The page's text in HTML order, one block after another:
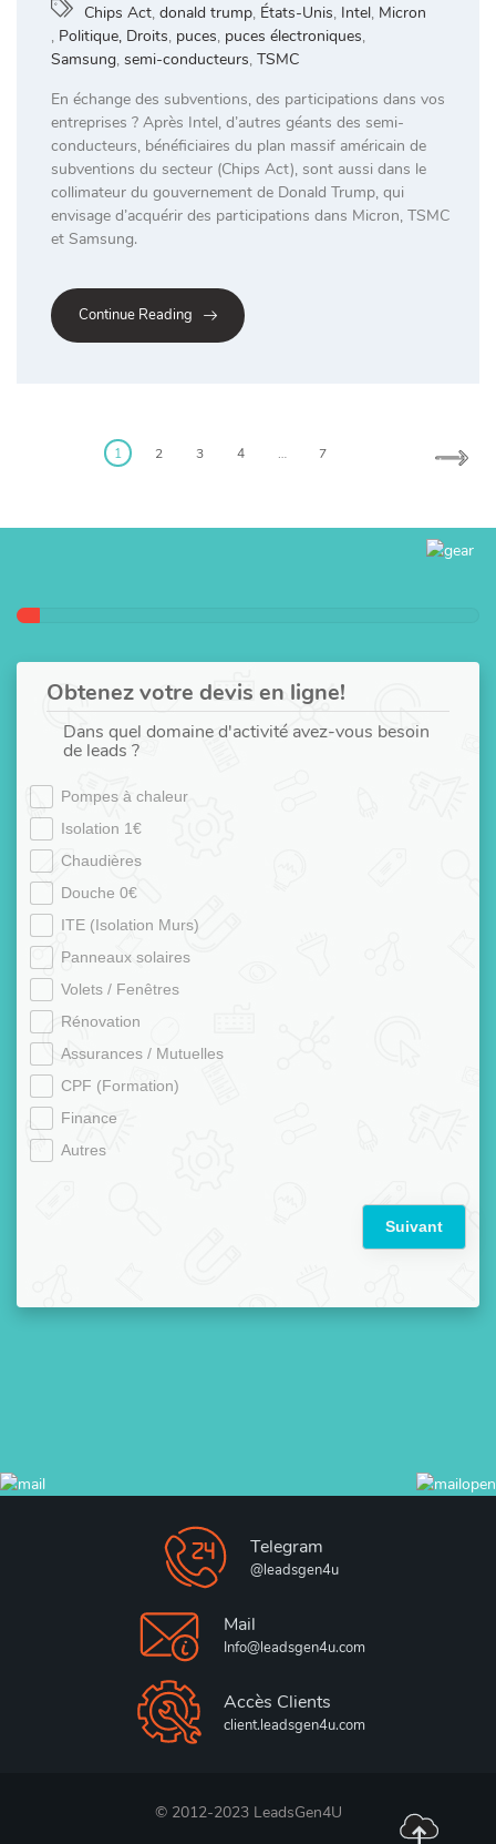
Chips Act, donald trump, États-Unis, Intel, Micron
, Politique, Droits, puces, puces électroniques,
Samsung, semi-conducteurs, TSMC
En échange des subventions, des participations dans vos
entreprises ? Après Intel, d’autres géants des semi-
conducteurs, bénéficiaires du plan massif américain de
subventions du secteur (Chips Act), sont aussi dans le
collimateur du gouvernement de Donald Trump, qui
envisage d’acquérir des participations dans Micron, TSMC
et Samsung.
Continue Reading
1 2 3 4 … 7
Obtenez votre devis en ligne!
Dans quel domaine d'activité avez-vous besoin
de leads ?
Pompes à chaleur
Isolation 1€
Chaudières
Douche 0€
ITE (Isolation Murs)
Panneaux solaires
Volets / Fenêtres
Rénovation
Assurances / Mutuelles
CPF (Formation)
Finance
Autres
Suivant
Telegram
@leadsgen4u
Mail
Info@leadsgen4u.com
Accès Clients
client.leadsgen4u.com
© 2012-2023 LeadsGen4U